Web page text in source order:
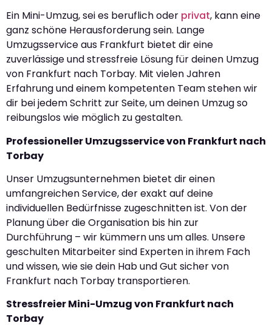
Ein Mini-Umzug, sei es beruflich oder privat, kann eine
ganz schöne Herausforderung sein. Lange
Umzugsservice aus Frankfurt bietet dir eine
zuverlässige und stressfreie Lösung für deinen Umzug
von Frankfurt nach Torbay. Mit vielen Jahren
Erfahrung und einem kompetenten Team stehen wir
dir bei jedem Schritt zur Seite, um deinen Umzug so
reibungslos wie möglich zu gestalten.
Professioneller Umzugsservice von Frankfurt nach
Torbay
Unser Umzugsunternehmen bietet dir einen
umfangreichen Service, der exakt auf deine
individuellen Bedürfnisse zugeschnitten ist. Von der
Planung über die Organisation bis hin zur
Durchführung – wir kümmern uns um alles. Unsere
geschulten Mitarbeiter sind Experten in ihrem Fach
und wissen, wie sie dein Hab und Gut sicher von
Frankfurt nach Torbay transportieren.
Stressfreier Mini-Umzug von Frankfurt nach
Torbay